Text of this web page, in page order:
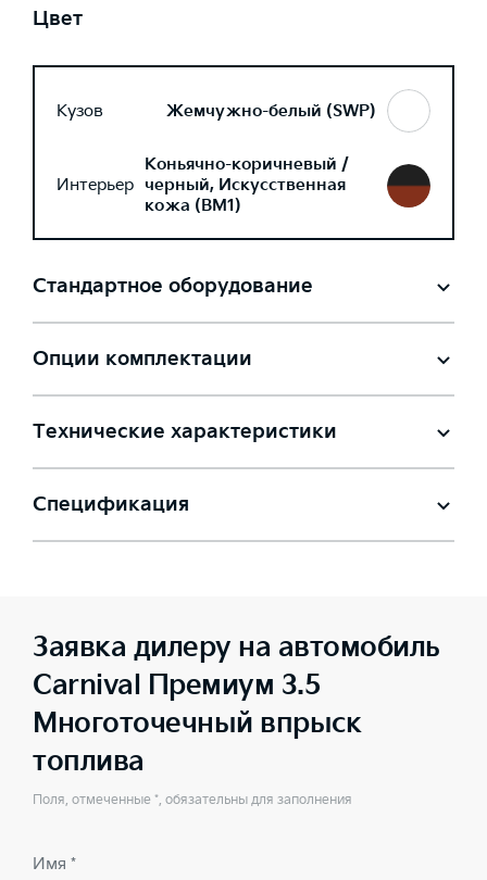
Цвет
Кузов Жемчужно-белый (SWP)
Интерьер
Коньячно-коричневый /
черный, Искусственная
кожа (BM1)
Стандартное оборудование
Опции комплектации
Технические характеристики
Спецификация
Заявка дилеру на автомобиль
Carnival Премиум 3.5
Многоточечный впрыск
топлива
Поля, отмеченные *, обязательны для заполнения
Имя *